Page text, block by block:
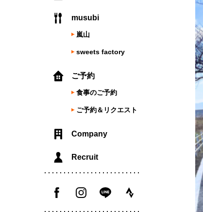
musubi
嵐山
sweets factory
ご予約
食事のご予約
ご予約＆リクエスト
Company
Recruit